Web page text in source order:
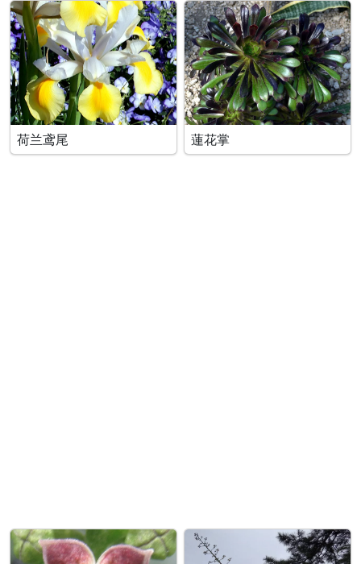
荷兰鸢尾 蓮花掌